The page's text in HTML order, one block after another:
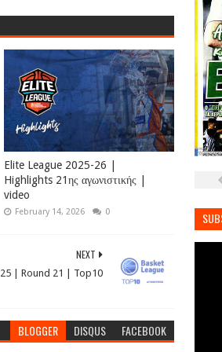
Elite League 2025-26 |
Highlights 21ης αγωνιστικής |
video
February 14, 2026 0
NEXT
| Round 21 | Top10
BLOGGER DISQUS FACEBOOK